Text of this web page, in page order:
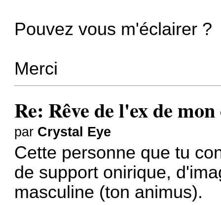
Pouvez vous m'éclairer ?
Merci
Re: Rêve de l'ex de
par Crystal Eye
Cette personne que tu
de support onirique,
masculine (ton animus).